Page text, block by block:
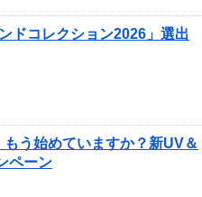
ドコレクション2026」選出
う始めていますか？新UV＆
ペーン